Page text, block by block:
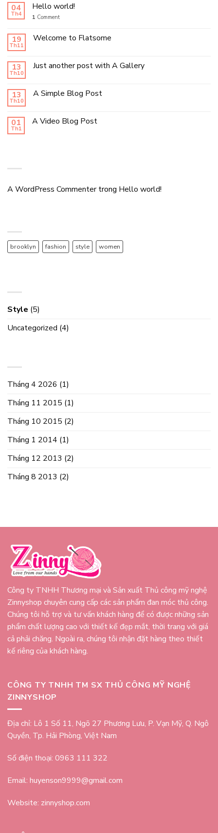
04
Th4
Hello world!
1 Comment
19
Th11
Welcome to Flatsome
13
Th10
Just another post with A Gallery
13
Th10
A Simple Blog Post
01
Th1
A Video Blog Post
A WordPress Commentertrong Hello world!
brooklyn fashion style women
Style (5)
Uncategorized (4)
Tháng 4 2026 (1)
Tháng 11 2015 (1)
Tháng 10 2015 (2)
Tháng 1 2014 (1)
Tháng 12 2013 (2)
Tháng 8 2013 (2)
Công ty TNHH Thương mại và Sản xuất Thủ công mỹ nghệ
Zinnyshop chuyên cung cấp các sản phẩm đan móc thủ công.
Chúng tôi hỗ trợ và tư vấn khách hàng để có được những sản
phẩm chất lượng cao với thiết kế đẹp mắt, thời trang với giá
cả phải chăng. Ngoài ra, chúng tôi nhận đặt hàng theo thiết
kế riêng của khách hàng.
CÔNG TY TNHH TM SX THỦ CÔNG MỸ NGHỆ
ZINNYSHOP
Địa chỉ: Lô 1 Số 11, Ngõ 27 Phương Lưu, P. Vạn Mỹ, Q. Ngô
Quyền, Tp. Hải Phòng, Việt Nam
Số điện thoại: 0963 111 322
Email: huyenson9999@gmail.com
Website: zinnyshop.com